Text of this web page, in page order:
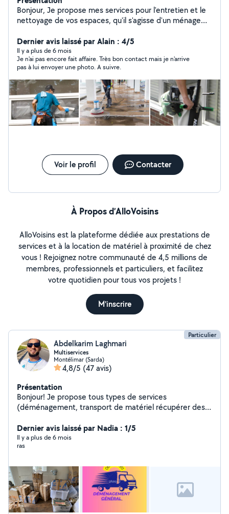
Bonjour, Je propose mes services pour l'entretien et le
nettoyage de vos espaces, qu'il s'agisse d'un ménage
entretien régulier. J'interviens également pour le tri et le
débarras d'encombrants (vide garage, grenier, cave),
ainsi que pour de petits travaux de bricolage comme le
montage de meubles, la fixation d'étagères ou de
petites réparations. En complément, je prends en
charge l'entretien de vos extérieurs : tonte de gazon,
débroussaillage, arrosage et petits travaux de jardinage.
Sérieux et appliqué, je m'adapte à vos besoins pour un
travail soigné. N'hésitez pas à me contacter pour plus
Dernier avis laissé par Alain : 4/5
Il y a plus de 6 mois
Je n'ai pas encore fait affaire. Très bon contact mais je n'arrive
pas à lui envoyer une photo. A suivre.
Voir le profil Contacter
À Propos d’AlloVoisins
AlloVoisins est la plateforme dédiée aux prestations de
services et à la location de matériel à proximité de chez
vous ! Rejoignez notre communauté de 4,5 millions de
membres, professionnels et particuliers, et facilitez
votre quotidien pour tous vos projets !
M'inscrire
Particulier
Abdelkarim Laghmari
Multiservices
Montélimar (Sarda)
4,8/5 (47 avis)
Présentation
Bonjour! Je propose tous types de services
(déménagement, transport de matériel récupérer des
enlèvement de déchets/encombrants, bricolage divers,
rangement, etc). Je possède de l'outillage divers, Je
suis ouvert à toutes demandes. Si cela n'est pas dans
personnes de confiance. Cordialement
Dernier avis laissé par Nadia : 1/5
Il y a plus de 6 mois
ras